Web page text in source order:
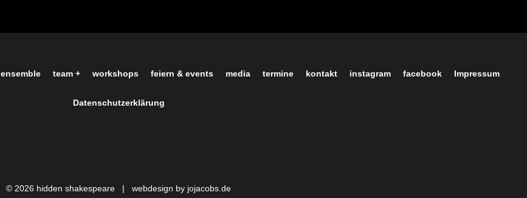
ensemble team + workshops feiern & events media termine kontakt instagram facebook Impressum
Datenschutzerklärung
© 2026 hidden shakespeare | webdesign by jojacobs.de